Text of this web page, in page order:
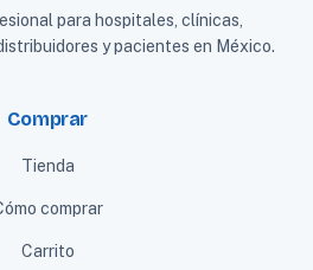
para hospitales, clínicas,
y pacientes en México.
Comprar
Tienda
comprar
Carrito